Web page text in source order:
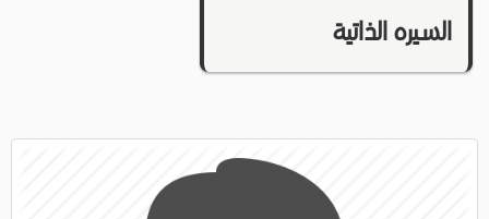
السيره الذاتية